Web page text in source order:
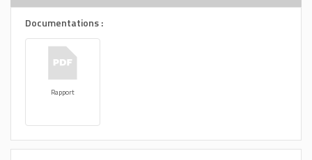
Documentations :
Rapport